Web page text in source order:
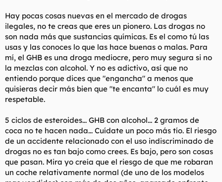
Hay pocas cosas nuevas en el mercado de drogas
ilegales, no te creas que eres un pionero. Las drogas no
son nada más que sustancias químicas. Es el como tú las
usas y las conoces lo que las hace buenas o malas. Para
mí, el GHB es una droga mediocre, pero muy segura si no
la mezclas con alcohol. Y no es adictivo, así que no
entiendo porque dices que "engancha" a menos que
quisieras decir más bien que "te encanta" lo cuál es muy
respetable.
5 ciclos de esteroides... GHB con alcohol... 2 gramos de
coca no te hacen nada... Cuídate un poco más tío. El riesgo
de un accidente relacionado con el uso indiscriminado de
drogas no es tan bajo como crees. Es bajo, pero son cosas
que pasan. Mira yo creía que el riesgo de que me robaran
un coche relativamente normal (de uno de los modelos